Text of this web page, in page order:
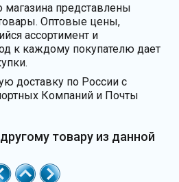
магазина представлены
Оптовые цены,
ассортимент и
к каждому покупателю дает
доставку по России с
Компаний и Почты
товару из данной